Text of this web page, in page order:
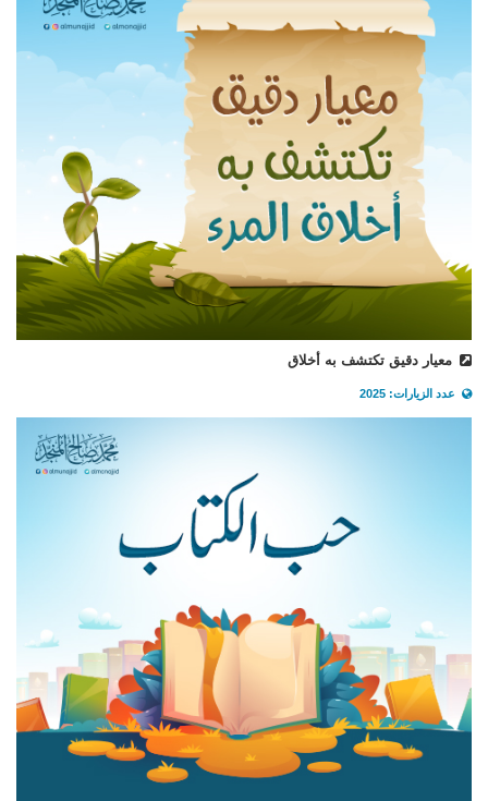
معيار دقيق تكتشف به أخلاق
عدد الزيارات: 2025